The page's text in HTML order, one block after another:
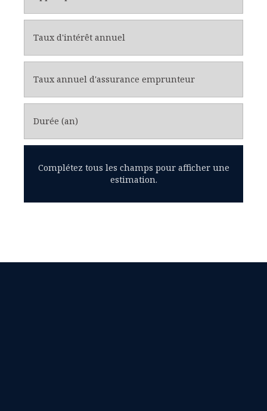
Taux d'intérêt annuel
Taux annuel d'assurance emprunteur
Durée (an)
Complétez tous les champs pour afficher une
estimation.